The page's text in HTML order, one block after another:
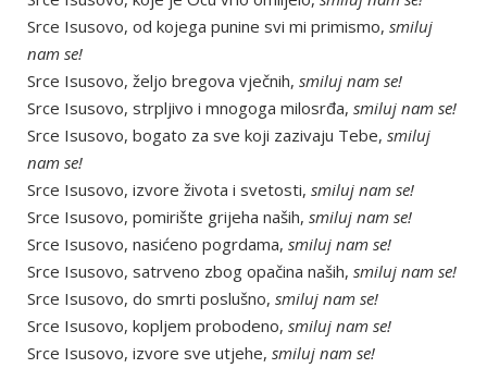
Srce Isusovo, od kojega punine svi mi primismo, smiluj
nam se!
Srce Isusovo, željo bregova vječnih, smiluj nam se!
Srce Isusovo, strpljivo i mnogoga milosrđa, smiluj nam se!
Srce Isusovo, bogato za sve koji zazivaju Tebe, smiluj
nam se!
Srce Isusovo, izvore života i svetosti, smiluj nam se!
Srce Isusovo, pomirište grijeha naših, smiluj nam se!
Srce Isusovo, nasićeno pogrdama, smiluj nam se!
Srce Isusovo, satrveno zbog opačina naših, smiluj nam se!
Srce Isusovo, do smrti poslušno, smiluj nam se!
Srce Isusovo, kopljem probodeno, smiluj nam se!
Srce Isusovo, izvore sve utjehe, smiluj nam se!